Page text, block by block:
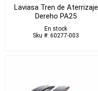
Laviasa Tren de Aterrizaje
Dereho PA25
En stock
Sku #: 60277-003